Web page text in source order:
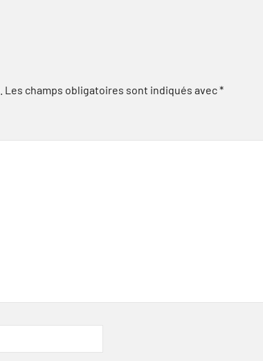
Les champs obligatoires sont indiqués avec*